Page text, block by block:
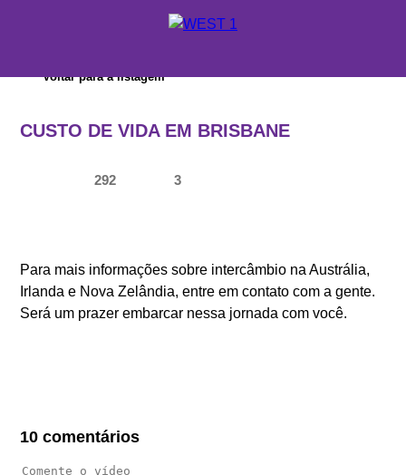
SUPORTE WEST 1
PROMOÇÕES
CONSULTORES EDUCACIONAIS
FAQS
BLOG
Voltar para a listagem
CUSTO DE VIDA EM BRISBANE
292 3
Para mais informações sobre intercâmbio na Austrália,
Irlanda e Nova Zelândia, entre em contato com a gente.
Será um prazer embarcar nessa jornada com você.
10 comentários